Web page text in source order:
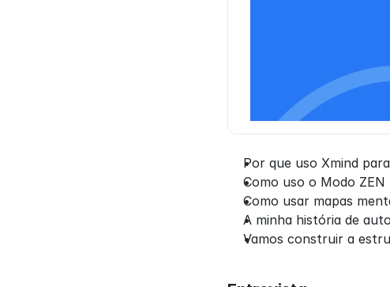
Por que uso Xmind
Como uso o Modo
Como usar mapas
A minha história de
Vamos construir a